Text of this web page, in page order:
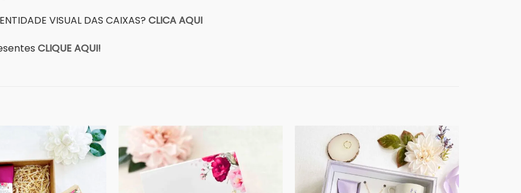
VISUAL DAS CAIXAS? CLICA AQUI
CLIQUE AQUI!